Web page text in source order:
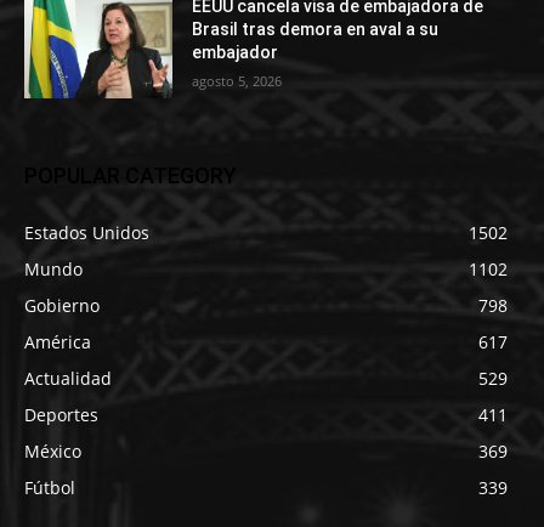
EEUU cancela visa de embajadora de
Brasil tras demora en aval a su
embajador
agosto 5, 2026
POPULAR CATEGORY
Estados Unidos
1502
Mundo
1102
Gobierno
798
América
617
Actualidad
529
Deportes
411
México
369
Fútbol
339